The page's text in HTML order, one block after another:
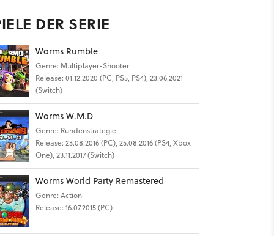
DER SERIE
Worms Rumble
Genre: Multiplayer-Shooter
Release: 01.12.2020 (PC, PS5, PS4), 23.06.2021
(Switch)
Worms W.M.D
Genre: Rundenstrategie
Release: 23.08.2016 (PC), 25.08.2016 (PS4, Xbox
One), 23.11.2017 (Switch)
Worms World Party Remastered
Genre: Action
Release: 16.07.2015 (PC)